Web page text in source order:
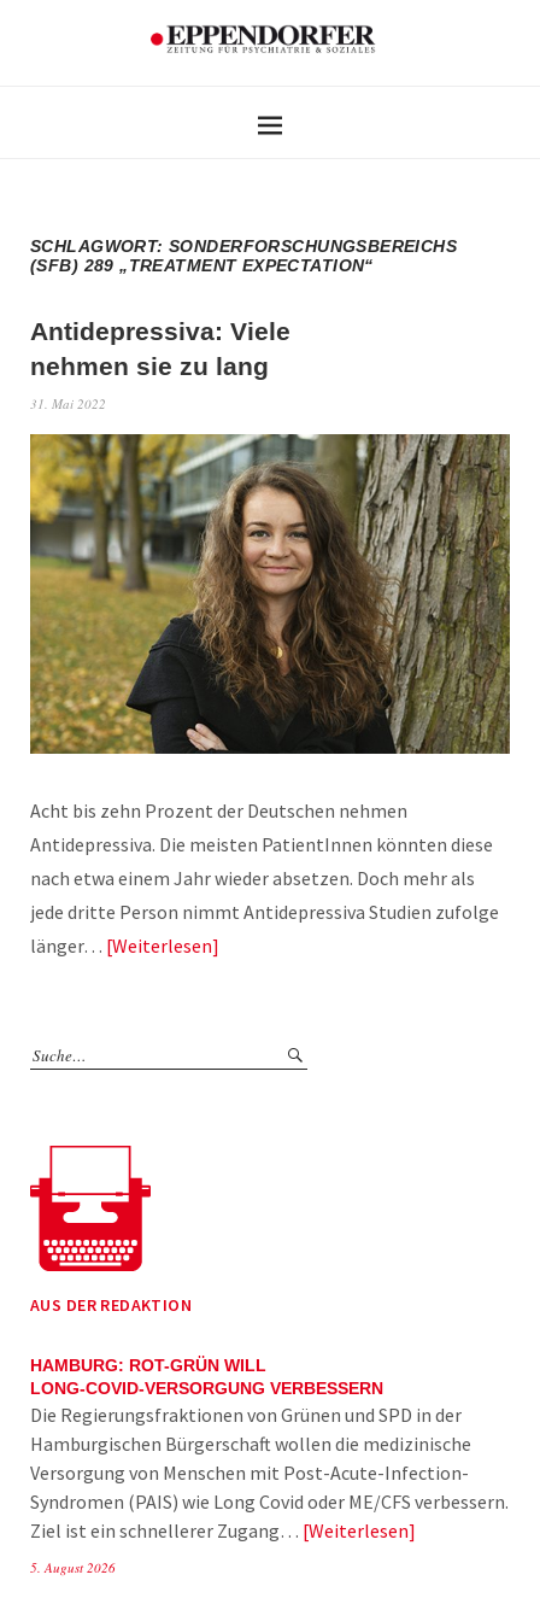
SCHLAGWORT:SONDERFORSCHUNGSBEREICHS
(SFB) 289 „TREATMENT EXPECTATION“
Antidepressiva: Viele
nehmen sie zu lang
31. Mai 2022
Acht bis zehn Prozent der Deutschen nehmen
Antidepressiva. Die meisten PatientInnen könnten diese
nach etwa einem Jahr wieder absetzen. Doch mehr als
jede dritte Person nimmt Antidepressiva Studien zufolge
länger… Weiterlesen
AUS DER REDAKTION
HAMBURG: ROT-GRÜN WILL
LONG-COVID-VERSORGUNG VERBESSERN
Die Regierungsfraktionen von Grünen und SPD in der
Hamburgischen Bürgerschaft wollen die medizinische
Versorgung von Menschen mit Post-Acute-Infection-
Syndromen (PAIS) wie Long Covid oder ME/CFS verbessern.
Ziel ist ein schnellerer Zugang… Weiterlesen
5. August 2026